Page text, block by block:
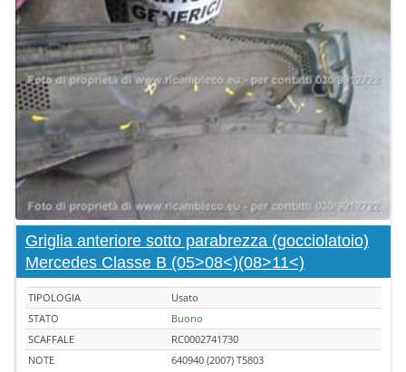
Griglia anteriore sotto parabrezza (gocciolatoio)
Mercedes Classe B (05>08<)(08>11<)
TIPOLOGIA
Usato
STATO
Buono
SCAFFALE
RC0002741730
NOTE
640940 (2007) T5803